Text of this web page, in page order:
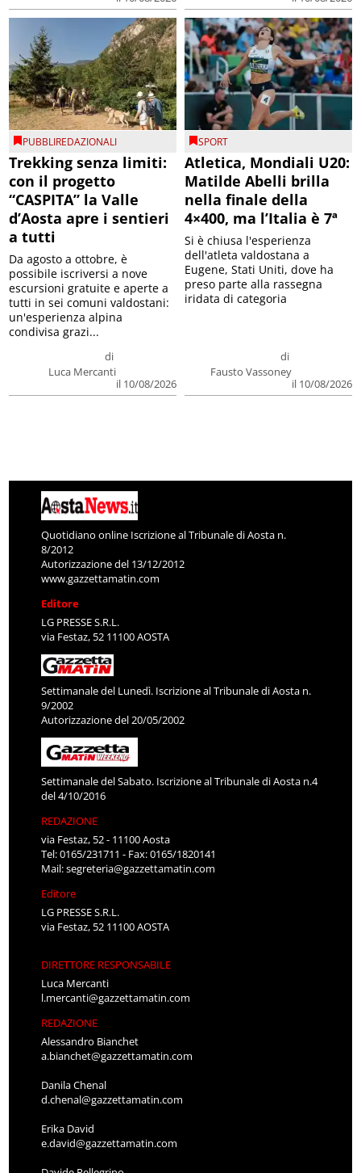
PUBBLIREDAZIONALI
Trekking senza limiti:
con il progetto
“CASPITA” la Valle
d’Aosta apre i sentieri
a tutti
di
Luca Mercanti
il 10/08/2026
Da agosto a ottobre, è
possibile iscriversi a nove
escursioni gratuite e aperte a
tutti in sei comuni valdostani:
un'esperienza alpina
condivisa grazi...
SPORT
Atletica, Mondiali U20:
Matilde Abelli brilla
nella finale della
4×400, ma l’Italia è 7ª
di
Fausto Vassoney
il 10/08/2026
Si è chiusa l'esperienza
dell'atleta valdostana a
Eugene, Stati Uniti, dove ha
preso parte alla rassegna
iridata di categoria
Quotidiano online Iscrizione al Tribunale di Aosta n.
8/2012
Autorizzazione del 13/12/2012
www.gazzettamatin.com
Editore
LG PRESSE S.R.L.
via Festaz, 52 11100 AOSTA
Settimanale del Lunedì. Iscrizione al Tribunale di Aosta n.
9/2002
Autorizzazione del 20/05/2002
Settimanale del Sabato. Iscrizione al Tribunale di Aosta n.4
del 4/10/2016
REDAZIONE
via Festaz, 52 - 11100 Aosta
Tel: 0165/231711 - Fax: 0165/1820141
Mail:segreteria@gazzettamatin.com
Editore
LG PRESSE S.R.L.
via Festaz, 52 11100 AOSTA
DIRETTORE RESPONSABILE
Luca Mercanti
l.mercanti@gazzettamatin.com
REDAZIONE
Alessandro Bianchet
a.bianchet@gazzettamatin.com
Danila Chenal
d.chenal@gazzettamatin.com
Erika David
e.david@gazzettamatin.com